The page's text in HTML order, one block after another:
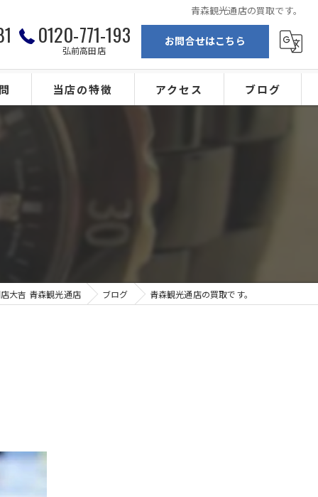
青森観光通店の買取です。
0120-771-193
弘前高田店
お問合せはこちら
当店の特徴 アクセス ブログ
大吉 青森観光通店 ブログ 青森観光通店の買取です。